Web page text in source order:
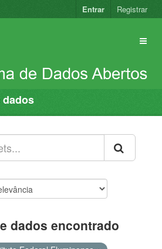
Entrar Registrar
dados encontrado